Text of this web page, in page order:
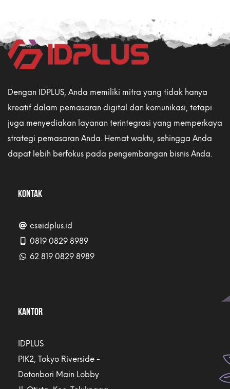
Dengan IDPLUS, Anda memiliki mitra yang tidak hanya
kreatif dalam pemasaran digital dan komunikasi, tetapi
juga menyediakan layanan terintegrasi yang memperkaya
strategi pemasaran Anda. Hemat waktu, sehingga Anda
dapat lebih berfokus pada pengembangan bisnis Anda.
KONTAK
cs@idplus.id
0819 0829 8989
62 819 0829 8989
KANTOR
IDPLUS
PIK2, Tokyo Riverside -
Dotonbori Main Lobby